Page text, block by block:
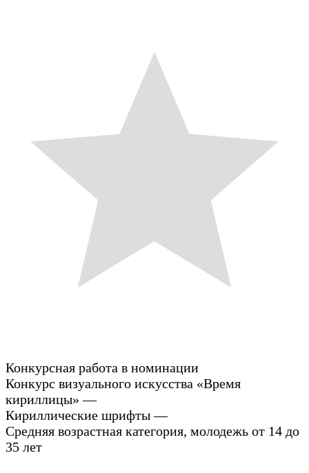
Конкурсная работа в номинации
Конкурс визуального искусства «Время
кириллицы» —
Кириллические шрифты —
Средняя возрастная категория, молодежь от 14 до
35 лет